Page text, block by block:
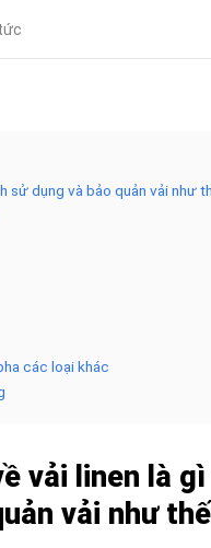
sử dụng và bảo quản vải như
các loại khác
vải linen là
vải như